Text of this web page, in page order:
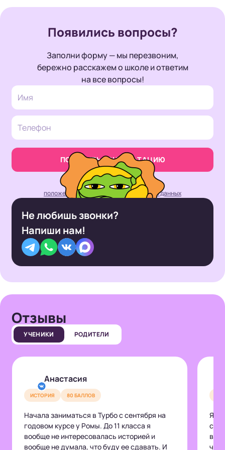
Появились вопросы?
Заполни форму — мы перезвоним,
бережно расскажем о школе и ответим
на все вопросы!
ПОЛУЧИТЬ КОНСУЛЬТАЦИЮ
Нажимая кнопку, вы принимаете
положение об обработке персональных данных
Не любишь звонки?
Напиши нам!
Отзывы
УЧЕНИКИ РОДИТЕЛИ
Анастасия
ИСТОРИЯ 80 БАЛЛОВ
Начала заниматься в Турбо с сентября на
годовом курсе у Ромы. До 11 класса я
вообще не интересовалась историей и
вообще не думала, что буду ее сдавать. И
Я
в
что